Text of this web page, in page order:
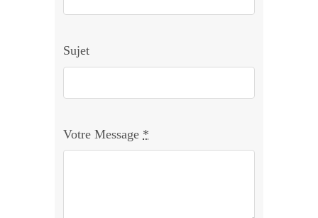
Sujet
Votre Message *